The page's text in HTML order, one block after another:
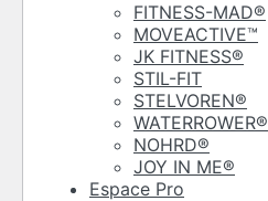
FITNESS-MAD®
MOVEACTIVE™
JK FITNESS®
STIL-FIT
STELVOREN®
WATERROWER®
NOHRD®
JOY IN ME®
Espace Pro